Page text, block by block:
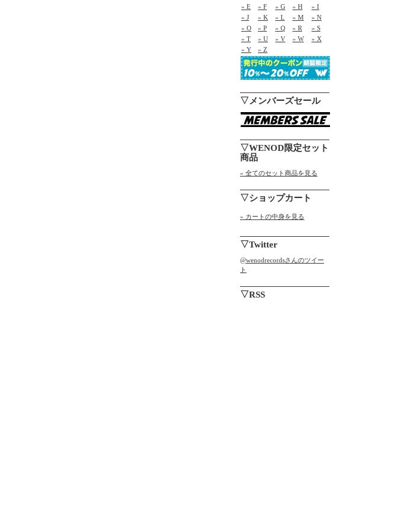
» E
» F » G » H
» I
» J
» K » L » M
» N
» O
» P » Q » R
» S
» T
» U » V » W
» X
» Y
» Z
▽メンバーズセール
▽WENOD限定セット
商品
» 全てのセット商品を見る
▽ショップカート
» カートの中身を見る
▽Twitter
@wenodrecordsさんのツイー
ト
▽RSS